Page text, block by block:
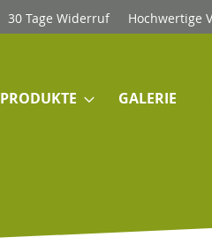
30 Tage Widerruf Hochwertige
PRODUKTE GALERIE